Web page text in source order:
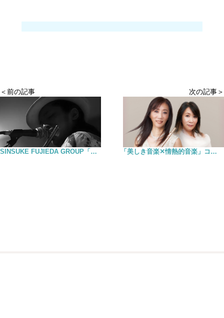
＜前の記事
SINSUKE FUJIEDA GROUP「ホライズ」
次の記事＞
「美しき音楽✕情熱的音楽」コンサート